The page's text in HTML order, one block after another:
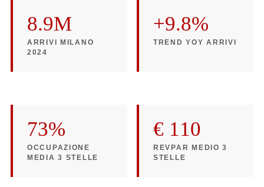
8.9M
ARRIVI MILANO
2024
+9.8%
TREND YOY ARRIVI
73%
OCCUPAZIONE
MEDIA 3 STELLE
€ 110
REVPAR MEDIO 3
STELLE